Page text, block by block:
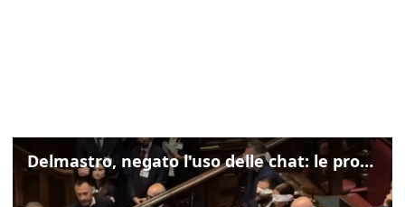
Delmastro, negato l'uso delle chat: le proteste di Avs e M5s